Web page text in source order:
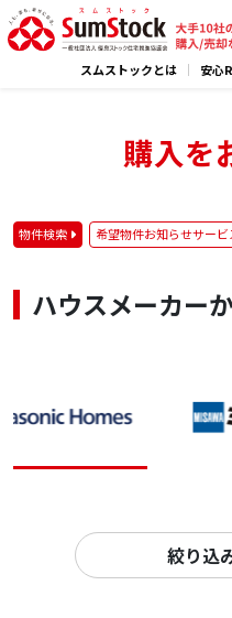
スムストックとは 安心
購入を
物件検索 希望物件お知らせサービ
ハウスメーカー
絞り込